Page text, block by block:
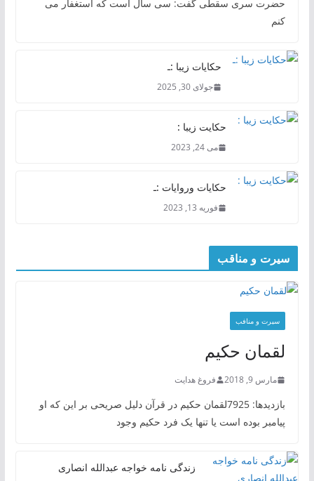
حضرت سری سقطی گفت: سی سال است که استغفار می
کنم
حکایات زیبا :ـ
جولای 30, 2025
حکایت زیبا :
می 24, 2023
حکایات وروایات :ـ
فوریه 13, 2023
سیرت و مناقب
سیرت و منافب
لقمان حکیم
مارس 9, 2018 فروغ هدایت
بازدیدها: 7925لقمان حکیم در قرآن دلیل صریحی بر این که او
پیامبر بوده است یا تنها یک فرد حکیم وجود
زندگی نامه خواجه عبدالله انصاری